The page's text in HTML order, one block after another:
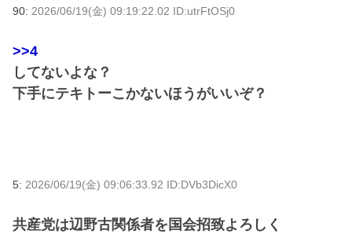
90: 2026/06/19(金) 09:19:22.02 ID:utrFtOSj0
>>4
してないよな？
下手にテキトーこかないほうがいいぞ？
5: 2026/06/19(金) 09:06:33.92 ID:DVb3DicX0
共産党は辺野古関係者を国会招致よろしく